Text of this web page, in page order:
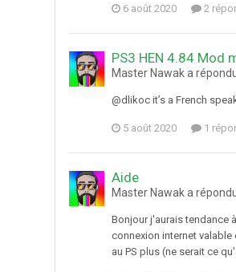
6 août 2020 2
PS3 HEN 4.84 Mod
Master Nawak a
@dlikoc it’s a French
5 août 2020 1
Aide
Master Nawak a
Bonjour j'aurais tendance
connexion internet valable
au PS plus (ne serait ce